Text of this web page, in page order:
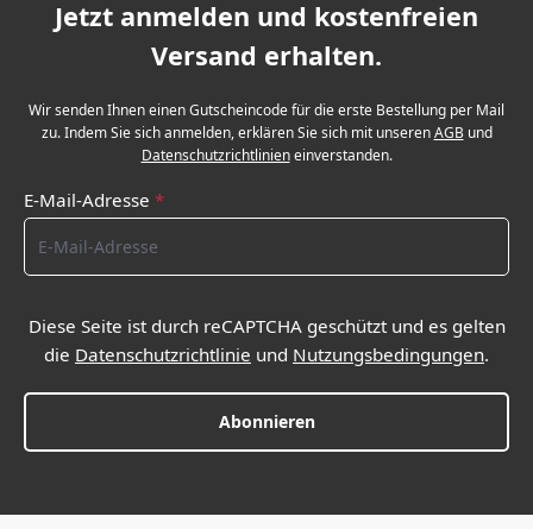
Jetzt anmelden und kostenfreien
Versand erhalten.
Wir senden Ihnen einen Gutscheincode für die erste Bestellung per Mail
zu. Indem Sie sich anmelden, erklären Sie sich mit unserenAGBund
Datenschutzrichtlinieneinverstanden.
E-Mail-Adresse *
Diese Seite ist durch reCAPTCHA geschützt und es gelten
die Datenschutzrichtlinie und Nutzungsbedingungen.
Abonnieren